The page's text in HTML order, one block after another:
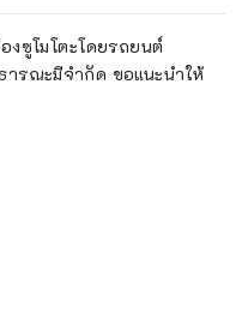
งซูโมโตะโดยรถยนต์
รณะมีจำกัด ขอแนะนำให้